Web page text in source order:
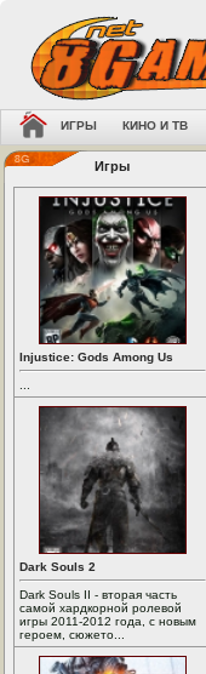
ИГРЫ КИНО И ТВ
Игры
Injustice: Gods Among Us
Dark Souls 2
Dark Souls II - вторая часть
самой хардкорной ролевой
игры 2011-2012 года, с новым
героем, сюжето...